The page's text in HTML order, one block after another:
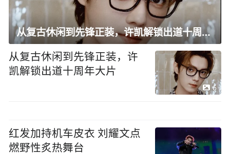
从复古休闲到先锋正装，许凯解锁出道十周年大片
从复古休闲到先锋正装，许
凯解锁出道十周年大片
6
红发加持机车皮衣 刘耀文点
燃野性炙热舞台